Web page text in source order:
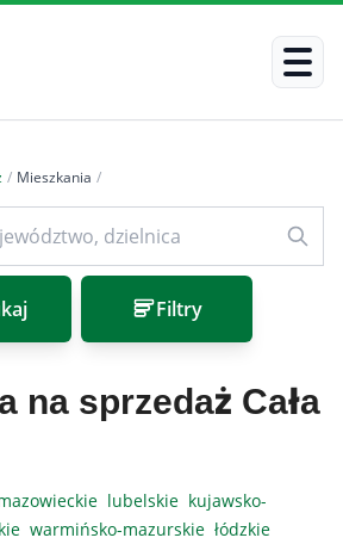
/ Mieszkania /
Filtry
na sprzedaż Cała
lubelskie kujawsko-
warmińsko-mazurskie łódzkie